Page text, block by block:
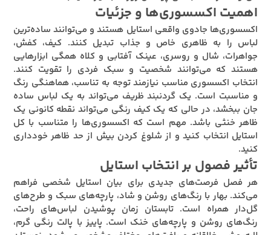
اهمیت اکسسوری‌ها و جزئیات
اکسسوری‌ها جادوی واقعی استایل هستند و می‌توانند ساده‌ترین
لباس را به ظاهری خاص و جذاب تبدیل کنند. کیف، کفش،
جواهرات، شال و روسری، عینک آفتابی و کلاه همگی ابزارهایی
هستند که می‌توانند شخصیت و سبک فردی را تقویت کنند.
انتخاب اکسسوری مناسب نیازمند توجه به تناسب، هماهنگی رنگ
و مناسبت است. یک گردنبند ظریف می‌تواند به یک لباس ساده
جان ببخشد، در حالی که یک کیف رنگی می‌تواند نقطه کانونی یک
ظاهر خنثی باشد. مهم است که اکسسوری‌ها را متناسب با کل
استایل انتخاب کنید و از شلوغ کردن بیش از حد ظاهر خودداری
کنید.
تأثیر فصول بر انتخاب استایل
هر فصل فرصت‌های جدیدی برای بیان استایل شخصی فراهم
می‌کند. بهار با رنگ‌های روشن و شاد، پارچه‌های سبک و طرح‌های
گل‌دار همراه است. تابستان زمان پوشیدن لباس‌های راحت،
رنگ‌های روشن و پارچه‌های خنک است. پاییز با پالت رنگی گرم،